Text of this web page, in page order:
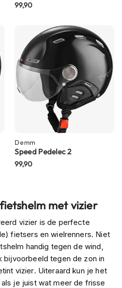
99,90
Demm
Speed Pedelec 2
99,90
met vizier
vizier is de perfecte
fietsers en wielrenners. Niet
handig tegen de wind,
bijvoorbeeld tegen de zon in
vizier. Uiteraard kun je het
je juist wat meer de frisse